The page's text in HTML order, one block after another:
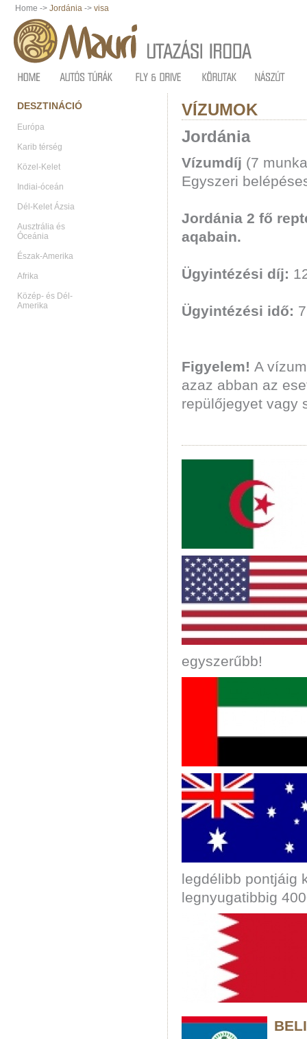
Home -> Jordánia -> visa
DESZTINÁCIÓ
Európa
Karib térség
Közel-Kelet
Indiai-óceán
Dél-Kelet Ázsia
Ausztrália és
Óceánia
Észak-Amerika
Afrika
Közép- és Dél-
Amerika
VÍZUMOK
Jordánia
Vízumdíj (7
Egyszeri
Jordánia 2 fő
aqabain.
Ügyintézési díj:
Ügyintézési idő:
Figyelem! A
azaz abban az
repülőjegyet vagy
egyszerűbb!
legdélibb pontjáig
legnyugatibbig